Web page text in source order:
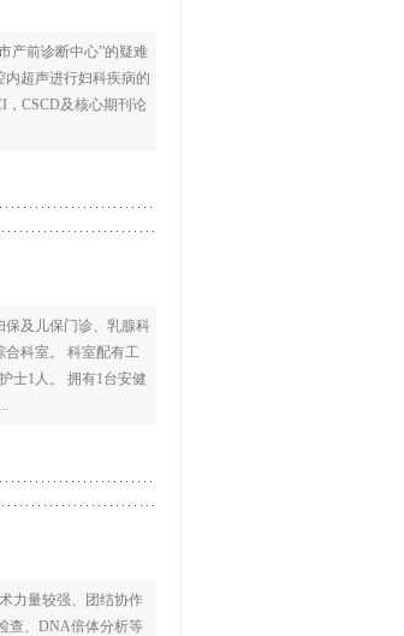
产前诊断中心”的疑难
超声进行妇科疾病的
，CSCD及核心期刊论
保及儿保门诊、乳腺科
合科室。 科室配有工
士1人。 拥有1台安健
力量较强、团结协作
查、DNA倍体分析等